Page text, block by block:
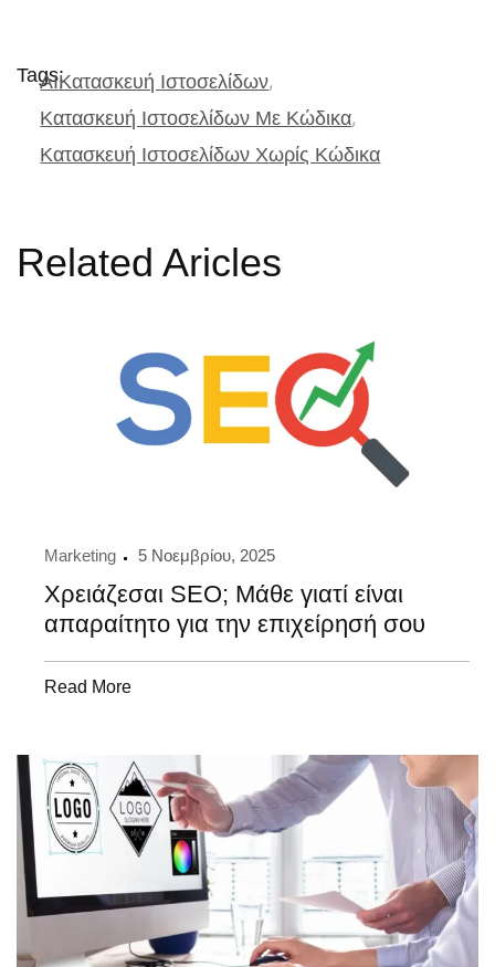
Tags:
AIΚατασκευή Ιστοσελίδων
Κατασκευή Ιστοσελίδων Με Κώδικα
Κατασκευή Ιστοσελίδων Χωρίς Κώδικα
Related Aricles
Marketing 5 Νοεμβρίου, 2025
Χρειάζεσαι SEO; Μάθε γιατί είναι
απαραίτητο για την επιχείρησή σου
Read More